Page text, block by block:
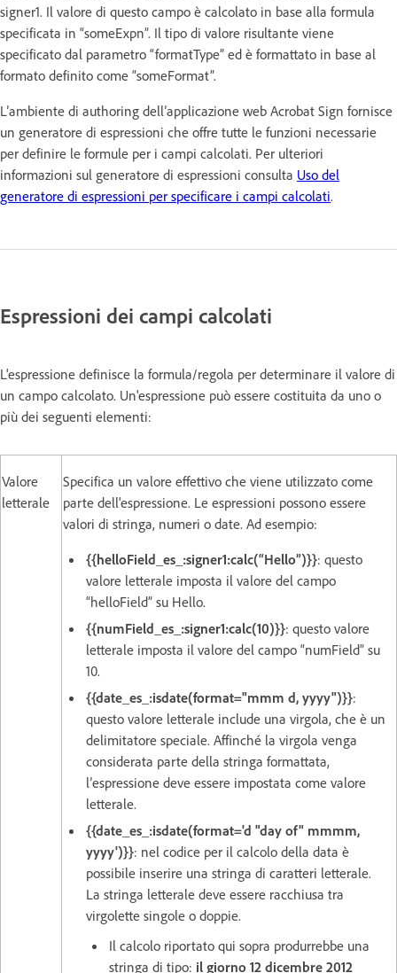
signer1. Il valore di questo campo è calcolato in base alla formula
specificata in “someExpn”. Il tipo di valore risultante viene
specificato dal parametro “formatType” ed è formattato in base al
formato definito come “someFormat”.
L’ambiente di authoring dell’applicazione web Acrobat Sign fornisce
un generatore di espressioni che offre tutte le funzioni necessarie
per definire le formule per i campi calcolati. Per ulteriori
informazioni sul generatore di espressioni consulta Uso del
generatore di espressioni per specificare i campi calcolati.
Espressioni dei campi calcolati
L'espressione definisce la formula/regola per determinare il valore di
un campo calcolato. Un'espressione può essere costituita da uno o
più dei seguenti elementi:
Valore
letterale
Specifica un valore effettivo che viene utilizzato come
parte dell'espressione. Le espressioni possono essere
valori di stringa, numeri o date. Ad esempio:
{{helloField_es_:signer1:calc(“Hello”)}}: questo
valore letterale imposta il valore del campo
“helloField” su Hello.
{{numField_es_:signer1:calc(10)}}: questo valore
letterale imposta il valore del campo “numField” su
10.
{{date_es_:isdate(format="mmm d, yyyy")}}:
questo valore letterale include una virgola, che è un
delimitatore speciale. Affinché la virgola venga
considerata parte della stringa formattata,
l’espressione deve essere impostata come valore
letterale.
{{date_es_:isdate(format='d "day of" mmmm,
yyyy')}}: nel codice per il calcolo della data è
possibile inserire una stringa di caratteri letterale.
La stringa letterale deve essere racchiusa tra
virgolette singole o doppie.
Il calcolo riportato qui sopra produrrebbe una
stringa di tipo: il giorno 12 dicembre 2012